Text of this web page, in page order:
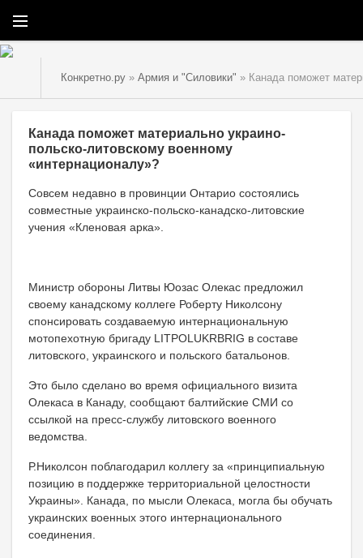
Конкретно.ру » Армия и "Силовики" » Канада поможет
Канада поможет материально украино-
польско-литовскому военному
«интернационалу»?
Совсем недавно в провинции Онтарио состоялись
совместные украинско-польско-канадско-литовские
учения «Кленовая арка».
Министр обороны Литвы Юозас Олекас предложил
своему канадскому коллеге Роберту Николсону
спонсировать создаваемую интернациональную
мотопехотную бригаду LITPOLUKRBRIG в составе
литовского, украинского и польского батальонов.
Это было сделано во время официального визита
Олекаса в Канаду, сообщают балтийские СМИ со
ссылкой на пресс-службу литовского военного
ведомства.
Р.Николсон поблагодарил коллегу за «принципиальную
позицию в поддержке территориальной целостности
Украины». Канада, по мысли Олекаса, могла бы обучать
украинских военных этого интернационального
соединения.